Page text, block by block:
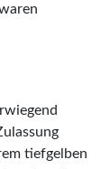
tiefgelben